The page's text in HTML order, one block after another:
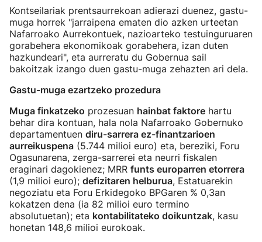
Kontseilariak prentsaurrekoan adierazi duenez, gastu-
muga horrek "jarraipena ematen dio azken urteetan
Nafarroako Aurrekontuek, nazioarteko testuinguruaren
gorabehera ekonomikoak gorabehera, izan duten
hazkundeari", eta aurreratu du Gobernua sail
bakoitzak izango duen gastu-muga zehazten ari dela.
Gastu-muga ezartzeko prozedura
Muga finkatzeko prozesuan hainbat faktore hartu
behar dira kontuan, hala nola Nafarroako Gobernuko
departamentuen diru-sarrera ez-finantzarioen
aurreikuspena (5.744 milioi euro) eta, bereziki, Foru
Ogasunarena, zerga-sarrerei eta neurri fiskalen
eraginari dagokienez; MRR funts europarren etorrera
(1,9 milioi euro); defizitaren helburua, Estatuarekin
negoziatu eta Foru Erkidegoko BPGaren % 0,3an
kokatzen dena (ia 82 milioi euro termino
absolutuetan); eta kontabilitateko doikuntzak, kasu
honetan 148,6 milioi eurokoak.